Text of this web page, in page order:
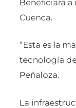
Beneficiará
Cuenca.
“Esta es la
tecnología
Peñaloza.
La